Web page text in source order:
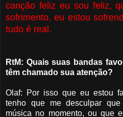
canção feliz eu sou feliz,
sofrimento, eu estou
tudo é real.
RtM: Quais suas bandas
têm chamado sua atenção?
Olaf: Por isso que eu estou
tenho que me desculpar
música no momento, ou que